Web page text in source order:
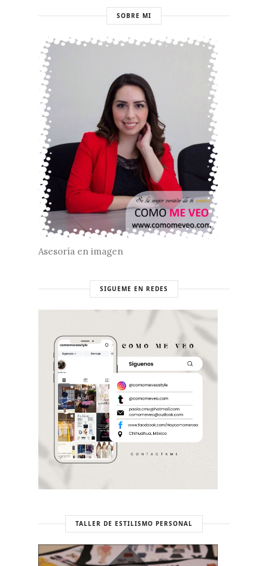
SOBRE MI
Asesoría en imagen
SIGUEME EN REDES
TALLER DE ESTILISMO PERSONAL